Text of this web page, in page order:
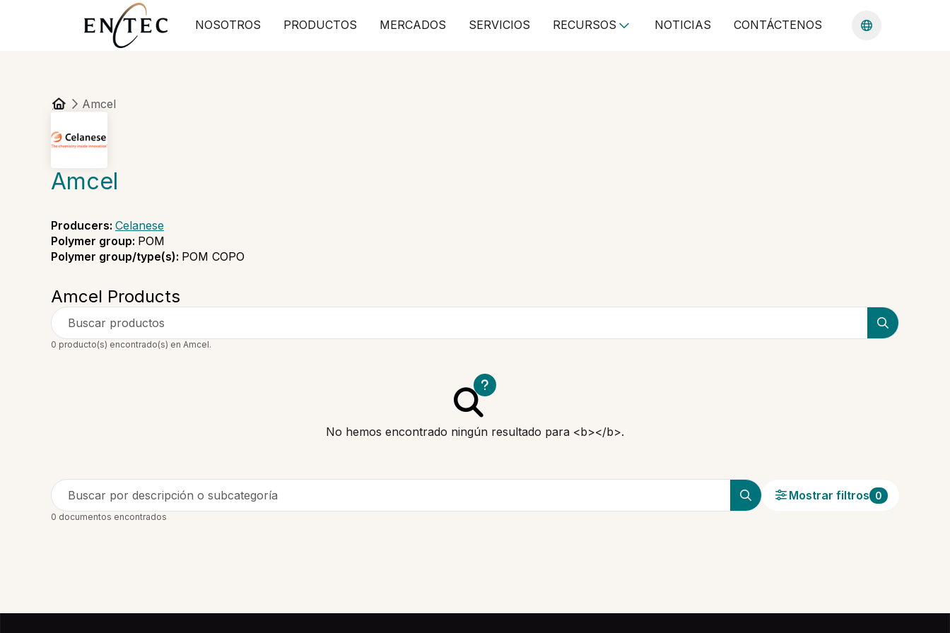
NOSOTROS PRODUCTOS MERCADOS SERVICIOS RECURSOS NOTICIAS CONTÁCTENOS
Amcel
Amcel
Producers: Celanese
Polymer group: POM
Polymer group/type(s): POM COPO
Amcel Products
Buscar productos
0 producto(s) encontrado(s) en Amcel.
No hemos encontrado ningún resultado para <b></b>.
Buscar por descripción o subcategoría Mostrar filtros 0
0 documentos encontrados